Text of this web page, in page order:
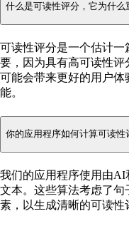
什么是可读性评分，它为什么
可读性评分是一个估计
要，因为具有高可读性
可能会带来更好的用户体
能。
你的应用程序如何计算可读性
我们的应用程序使用由AI
文本。这些算法考虑了句
素，以生成清晰的可读性